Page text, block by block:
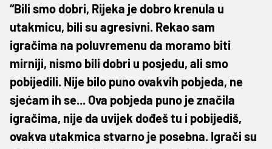
“Bili smo dobri, Rijeka je dobro krenula u
utakmicu, bili su agresivni. Rekao sam
igračima na poluvremenu da moramo biti
mirniji, nismo bili dobri u posjedu, ali smo
pobijedili. Nije bilo puno ovakvih pobjeda, ne
sjećam ih se... Ova pobjeda puno je značila
igračima, nije da uvijek dođeš tu i pobijediš,
ovakva utakmica stvarno je posebna. Igrači su